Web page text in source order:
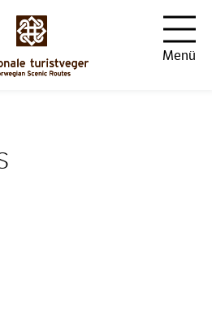
Menü